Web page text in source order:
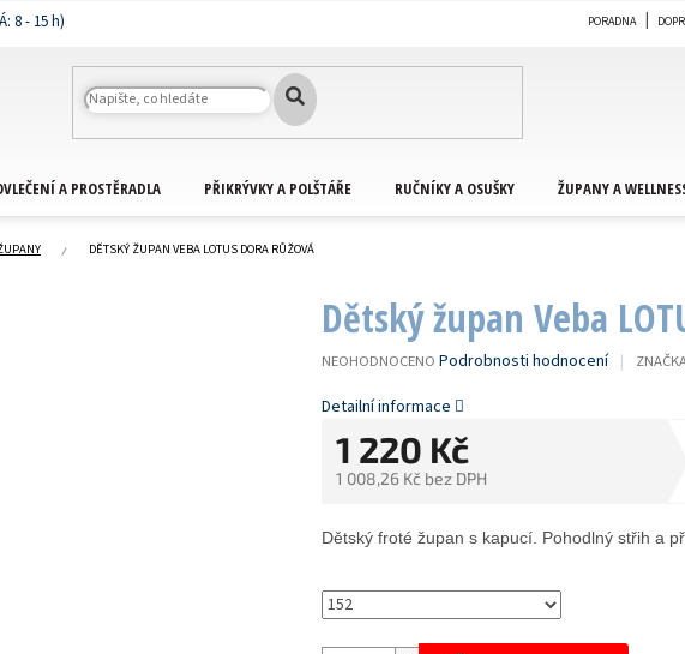
PORADNA
A PROSTĚRADLA PŘIKRÝVKY A POLŠTÁŘE RUČNÍKY A OSUŠKY ŽUPANY A
DĚTSKÝ ŽUPAN VEBA LOTUS DORA RŮŽOVÁ
Dětský župan Veba
PRŮMĚRNÉ
PRODUKTU
0,0
NEOHODNOCENO Podrobnosti hodnocení
1 220 Kč
1 008,26 Kč bez DPH
Dětský froté župan s kapucí. Pohodlný střih a
Detailní informace